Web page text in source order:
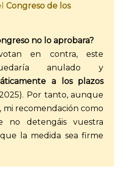
Congreso de los
no lo aprobara?
en contra, este
anulado y
a los plazos
Por tanto, aunque
mi recomendación como
no detengáis vuestra
la medida sea firme